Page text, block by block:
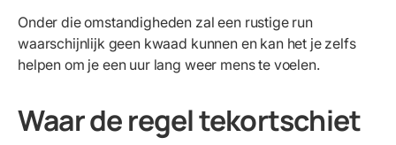
Onder die omstandigheden zal een rustige run
waarschijnlijk geen kwaad kunnen en kan het je zelfs
helpen om je een uur lang weer mens te voelen.
Waar de regel tekortschiet